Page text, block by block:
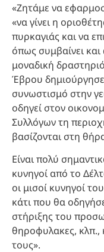
«Ζητάμε να
«να γίνει η
πυρκαγιάς και να
όπως συμβαίνει και
μοναδική
Έβρου
συνωστισμό στην
οδηγεί στον
Συλλόγων τη
βασίζονται στη
Είναι πολύ
κυνηγοί από το
οι μισοί κυνηγοί
κάτι που θα
στήριξης του
θηροφυλακες, κλπ.,
τους».